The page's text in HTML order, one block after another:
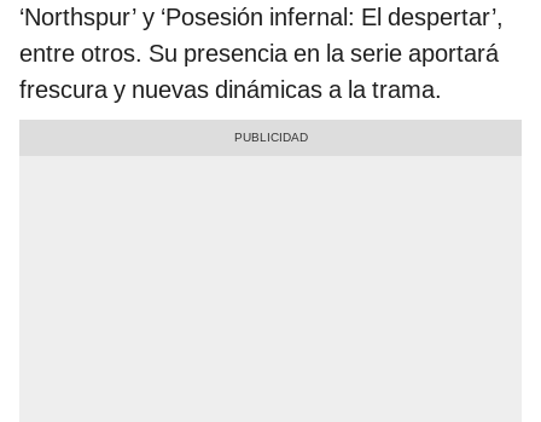
‘Northspur’ y ‘Posesión infernal: El despertar’,
entre otros. Su presencia en la serie aportará
frescura y nuevas dinámicas a la trama.